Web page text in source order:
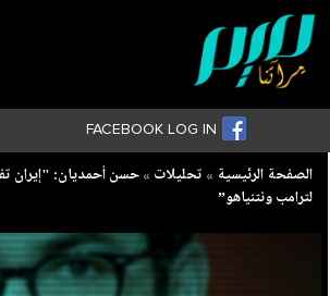
FACEBOOK LOG IN
Breadcrumb
الصفحة الرئيسية تحليلات
حسن أحمديان: "إيران
لترامب ونتنياهو”